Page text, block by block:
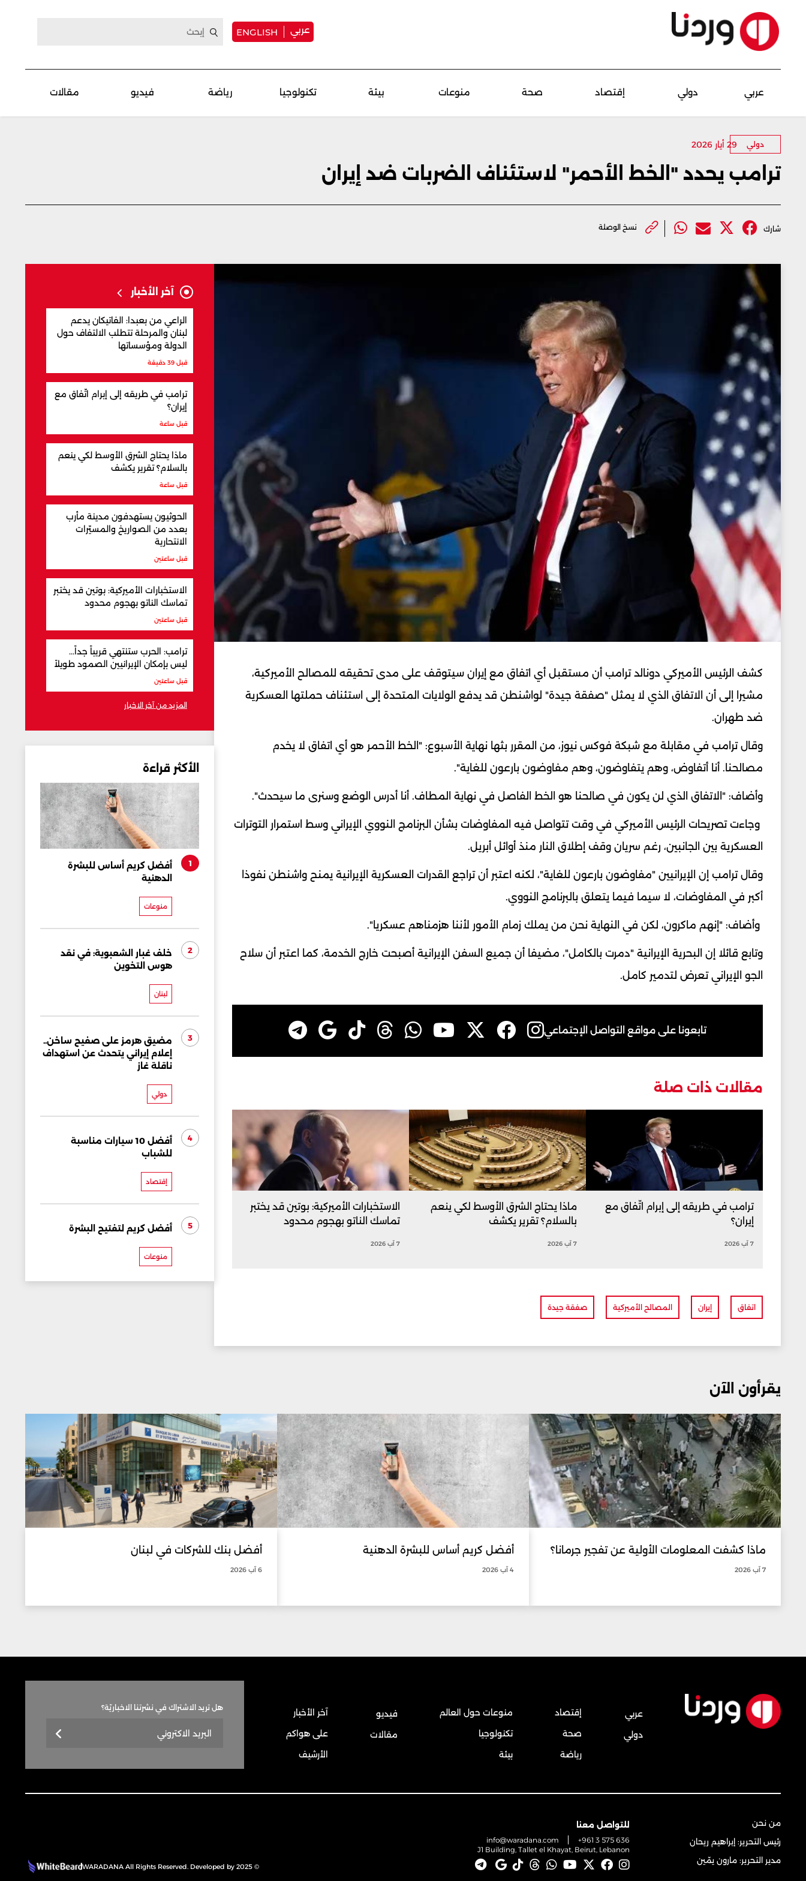
عربي ENGLISH
عربي دولي إقتصاد صحة منوعات بيئة تكنولوجيا رياضة فيديو مقالات
دولي 29 أيار 2026
ترامب يحدد "الخط الأحمر" لاستئناف الضربات ضد إيران
شارك نسخ الوصلة
كشف الرئيس الأميركي دونالد ترامب أن مستقبل أي اتفاق مع إيران سيتوقف على مدى تحقيقه للمصالح الأميركية،
مشيرا إلى أن الاتفاق الذي لا يمثل "صفقة جيدة" لواشنطن قد يدفع الولايات المتحدة إلى استئناف حملتها العسكرية
ضد طهران.
وقال ترامب في مقابلة مع شبكة فوكس نيوز، من المقرر بثها نهاية الأسبوع: "الخط الأحمر هو أي اتفاق لا يخدم
مصالحنا. أنا أتفاوض، وهم يتفاوضون، وهم مفاوضون بارعون للغاية".
وأضاف: "الاتفاق الذي لن يكون في صالحنا هو الخط الفاصل في نهاية المطاف. أنا أدرس الوضع وسنرى ما سيحدث".
وجاءت تصريحات الرئيس الأميركي في وقت تتواصل فيه المفاوضات بشأن البرنامج النووي الإيراني وسط استمرار التوترات
العسكرية بين الجانبين، رغم سريان وقف إطلاق النار منذ أوائل أبريل.
وقال ترامب إن الإيرانيين "مفاوضون بارعون للغاية"، لكنه اعتبر أن تراجع القدرات العسكرية الإيرانية يمنح واشنطن نفوذا
أكبر في المفاوضات، لا سيما فيما يتعلق بالبرنامج النووي.
وأضاف: "إنهم ماكرون، لكن في النهاية نحن من يملك زمام الأمور لأننا هزمناهم عسكريا".
وتابع قائلا إن البحرية الإيرانية "دمرت بالكامل"، مضيفا أن جميع السفن الإيرانية أصبحت خارج الخدمة، كما اعتبر أن سلاح
الجو الإيراني تعرض لتدمير كامل.
تابعونا على مواقع التواصل الإجتماعي
مقالات ذات صلة
ترامب في طريقه إلى إبرام اتّفاق مع
إيران؟
7 آب 2026
ماذا يحتاج الشرق الأوسط لكي ينعم
بالسلام؟ تقرير يكشف
7 آب 2026
الاستخبارات الأميركية: بوتين قد يختبر
تماسك الناتو بهجوم محدود
7 آب 2026
اتفاق إيران المصالح الأميركية صفقة جيدة
آخر الأخبار
الراعي من بعبدا: الفاتيكان يدعم
لبنان والمرحلة تتطلب الالتفاف حول
الدولة ومؤسساتها
قبل 39 دقيقة
ترامب في طريقه إلى إبرام اتّفاق مع
إيران؟
قبل ساعة
ماذا يحتاج الشرق الأوسط لكي ينعم
بالسلام؟ تقرير يكشف
قبل ساعة
الحوثيون يستهدفون مدينة مأرب
بعدد من الصواريخ والمسيّرات
الانتحارية
قبل ساعتين
الاستخبارات الأميركية: بوتين قد يختبر
تماسك الناتو بهجوم محدود
قبل ساعتين
ترامب: الحرب ستنتهي قريباً جداً...
ليس بإمكان الإيرانيين الصمود طويلاً
قبل ساعتين
المزيد من آخر الاخبار
الأكثر قراءة
1
أفضل كريم أساس للبشرة
الدهنية
منوعات
2
خلف غبار الشعبوية: في نقد
هوس التخوين
لبنان
3
مضيق هرمز على صفيح ساخن..
إعلام إيراني يتحدث عن استهداف
ناقلة غاز
دولي
4
أفضل 10 سيارات مناسبة
للشباب
إقتصاد
5 أفضل كريم لتفتيح البشرة
منوعات
يقرأون الآن
ماذا كشفت المعلومات الأولية عن تفجير جرمانا؟
7 آب 2026
أفضل كريم أساس للبشرة الدهنية
4 آب 2026
أفضل بنك للشركات في لبنان
6 آب 2026
عربي
دولي
إقتصاد
صحة
رياضة
منوعات حول العالم
تكنولوجيا
بيئة
فيديو
مقالات
آخر الأخبار
على هواكم
الأرشيف
هل تريد الاشتراك في نشرتنا الاخباريّة؟
من نحن
رئيس التحرير: إبراهيم ريحان
مدير التحرير: مارون يمّين
للتواصل معنا
info@waradana.com
+961 3 575 636
J1 Building, Tallet el Khayat, Beirut, Lebanon
© 2025 WARADANA All Rights Reserved. Developed by